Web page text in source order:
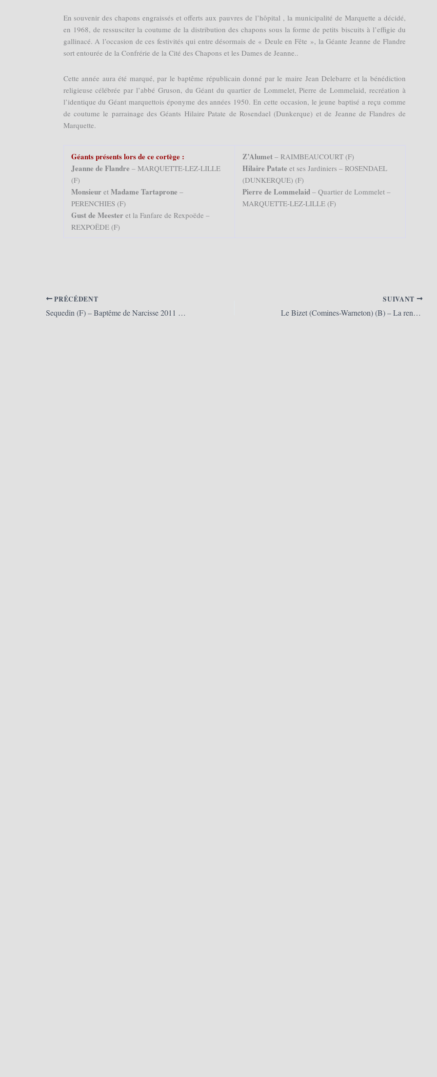
En souvenir des chapons engraissés et offerts aux pauvres de l’hôpital , la municipalité de Marquette a décidé,
en 1968, de ressusciter la coutume de la distribution des chapons sous la forme de petits biscuits à l’effigie du
gallinacé. A l’occasion de ces festivités qui entre désormais de « Deule en Fête », la Géante Jeanne de Flandre
sort entourée de la Confrérie de la Cité des Chapons et les Dames de Jeanne..
Cette année aura été marqué, par le baptême républicain donné par le maire Jean Delebarre et la bénédiction
religieuse célébrée par l’abbé Gruson, du Géant du quartier de Lommelet, Pierre de Lommelaid, recréation à
l’identique du Géant marquettois éponyme des années 1950. En cette occasion, le jeune baptisé a reçu comme
de coutume le parrainage des Géants Hilaire Patate de Rosendael (Dunkerque) et de Jeanne de Flandres de
Marquette.
Géants présents lors de ce cortège :
Jeanne de Flandre – MARQUETTE-LEZ-LILLE
(F)
MonsieuretMadame Tartaprone –
PERENCHIES (F)
Gust de Meesteret la Fanfare de Rexpoëde –
REXPOËDE (F)
Z’Alumet– RAIMBEAUCOURT (F)
Hilaire Patate et ses Jardiniers – ROSENDAEL
(DUNKERQUE) (F)
Pierre de Lommelaid– Quartier de Lommelet –
MARQUETTE-LEZ-LILLE (F)
PRÉCÉDENT
Sequedin (F) – Baptême de Narcisse 2011 (02/06/2011)
SUIVANT
Le Bizet (Comines-Warneton) (B) – La renaissance de Ma riecop’in deux (Marie Cop’in II) (10/06/2011)